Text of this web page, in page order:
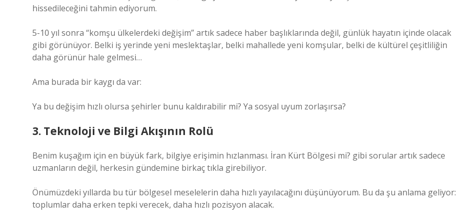
hissedileceğini tahmin ediyorum.
5-10 yıl sonra “komşu ülkelerdeki değişim” artık sadece haber başlıklarında değil, günlük hayatın içinde olacak
gibi görünüyor. Belki iş yerinde yeni meslektaşlar, belki mahallede yeni komşular, belki de kültürel çeşitliliğin
daha görünür hale gelmesi…
Ama burada bir kaygı da var:
Ya bu değişim hızlı olursa şehirler bunu kaldırabilir mi? Ya sosyal uyum zorlaşırsa?
3. Teknoloji ve Bilgi Akışının Rolü
Benim kuşağım için en büyük fark, bilgiye erişimin hızlanması. İran Kürt Bölgesi mi? gibi sorular artık sadece
uzmanların değil, herkesin gündemine birkaç tıkla girebiliyor.
Önümüzdeki yıllarda bu tür bölgesel meselelerin daha hızlı yayılacağını düşünüyorum. Bu da şu anlama geliyor:
toplumlar daha erken tepki verecek, daha hızlı pozisyon alacak.